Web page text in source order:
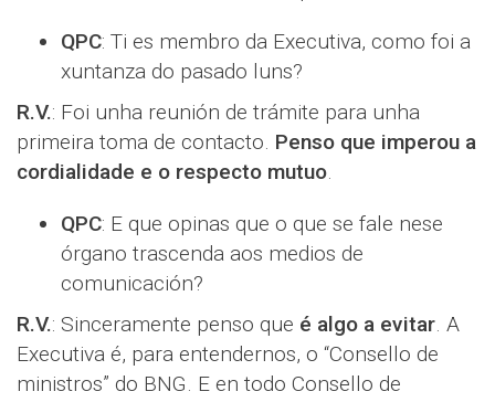
QPC: Ti es membro da Executiva, como foi a
xuntanza do pasado luns?
R.V.: Foi unha reunión de trámite para unha
primeira toma de contacto. Penso que imperou a
cordialidade e o respecto mutuo.
QPC: E que opinas que o que se fale nese
órgano trascenda aos medios de
comunicación?
R.V.: Sinceramente penso que é algo a evitar. A
Executiva é, para entendernos, o “Consello de
ministros” do BNG. E en todo Consello de